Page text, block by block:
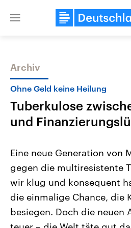
Close
Themen
Landtagswahl Sachsen-Anhalt
2026
Alle Informationen
Sachsen-Anhalt wählt am 6.
September 2026 einen neuen
Landtag. Seit 2021 wird das
Bundesland von einer Koalition
Archiv
Ohne Geld keine Heilung
Tuberkulose
und
Eine neue Generation von
gegen die multiresistente
wir klug und konsequent
die einmalige Chance, die
besiegen. Doch die neuen